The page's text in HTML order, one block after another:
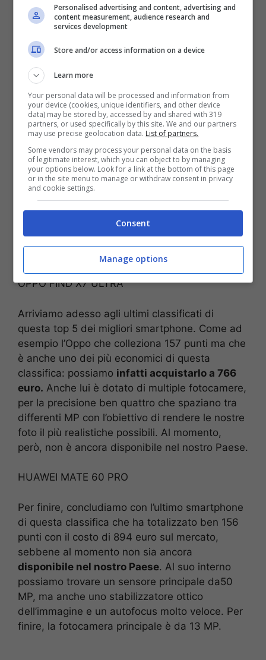
sottovalutare, in questo caso, anche la
presenza dello zoom digitale che vi darà la
possibilità di ingrandire fino a 100X. Il prezzo di
mercato è di 877, 90 euro.
HUAWEI MATE 60PRO+
Terzo posto invece per questo modello Huawei
che colleziona 157 punti e che possiamo
acquistare al costo di 1149 euro. La sua
particolarità è senza dubbio quella che di
essere dotato di ben tre fotocamera:la
principale da 48 MP e la frontale la 14Mp
Insomma, con questo smartphone le vostre foto
saranno più realistiche e soprattutto nitide che
mai: non dovrete fare altro che cominciare a
collezionare ricordi.
OPPO FIND X7 ULTRA
Arriviamo adesso agli ultimi classificati di
questa top 5 dei migliori smartphone. Come ad
esempio l’Oppo che colleziona 157 punti ma che
è anche uno dei più economici di questa
classifica: possiamo infatti acquistarlo a 766
euro. Anche lui è dotato di multiple fotocamere,
per la precisione ben quattro che spaziano tra
differenti MP con l’obiettivo di rendere le nostre
foto il più realistiche possibili. Al momento,
però, non è ancora disponibile nel nostro Paese.
HUAWEI MATE 60 PRO
Per finire, concludiamo con l’ultimo smartphone
di questa classifica che ha totalizzato ben 156
punti con il costo di 894 euro sul mercato,
sebbene al momento non sia ancora
disponibile nel nostro Paese. Al suo interno
possiamo trovare un sensore principale da50
MP, ma anche uno stabilizzatore ottico
dell’immagine e un autofocus molto veloce. Per
finire, la fotocamera principale è da 13 MP.
Personalised advertising and content, advertising and
content measurement, audience research and
services development
Store and/or access information on a device
Learn more
Your personal data will be processed and information from
your device (cookies, unique identifiers, and other device
data) may be stored by, accessed by and shared with 319
partners, or used specifically by this site. We and our partners
may use precise geolocation data. List of partners.
Some vendors may process your personal data on the basis
of legitimate interest, which you can object to by managing
your options below. Look for a link at the bottom of this page
or in the site menu to manage or withdraw consent in privacy
and cookie settings.
Consent
Manage options